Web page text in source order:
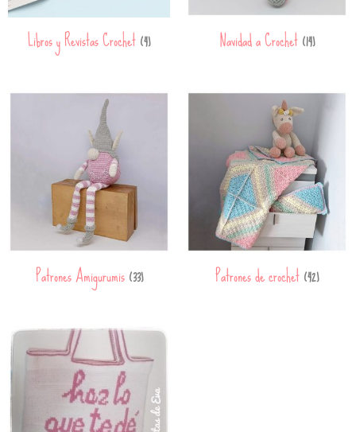
Libros y Revistas Crochet(4) Navidad a Crochet(14)
Patrones Amigurumis(33) Patrones de crochet(42)